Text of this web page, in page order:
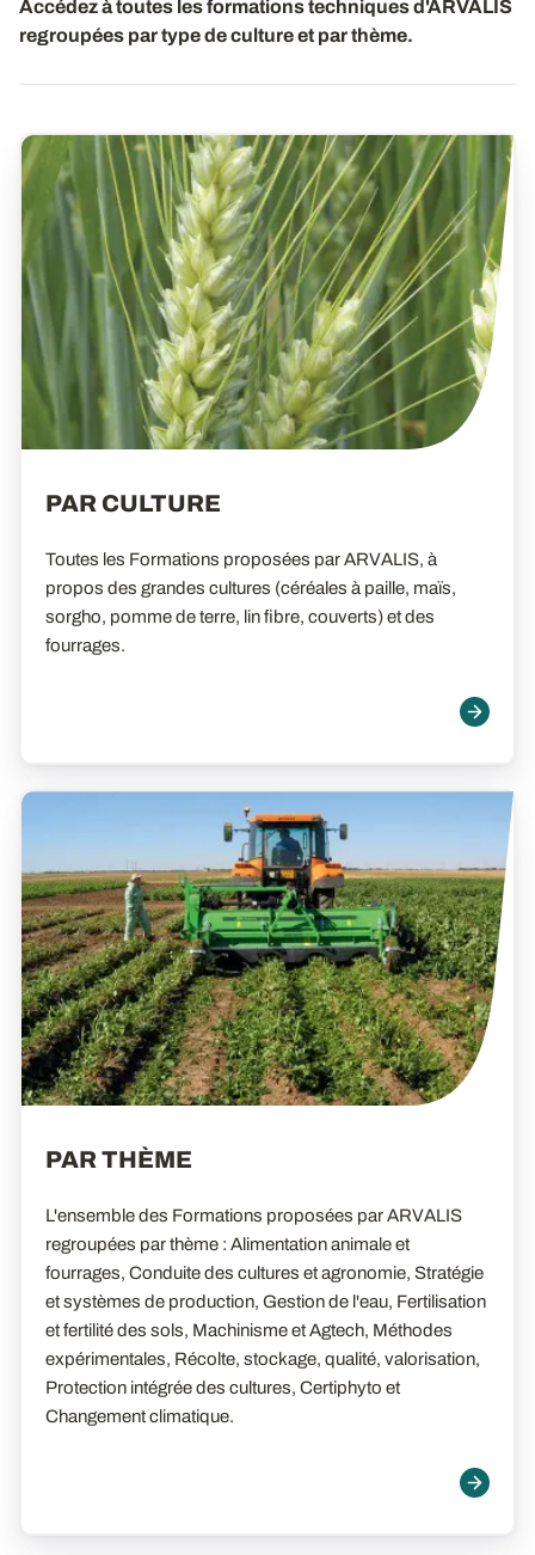
Accédez à toutes les formations techniques d'ARVALIS
regroupées par type de culture et par thème.
PAR CULTURE
Toutes les Formations proposées par ARVALIS, à
propos des grandes cultures (céréales à paille, maïs,
sorgho, pomme de terre, lin fibre, couverts) et des
fourrages.
PAR THÈME
L'ensemble des Formations proposées par ARVALIS
regroupées par thème : Alimentation animale et
fourrages, Conduite des cultures et agronomie, Stratégie
et systèmes de production, Gestion de l'eau, Fertilisation
et fertilité des sols, Machinisme et Agtech, Méthodes
expérimentales, Récolte, stockage, qualité, valorisation,
Protection intégrée des cultures, Certiphyto et
Changement climatique.